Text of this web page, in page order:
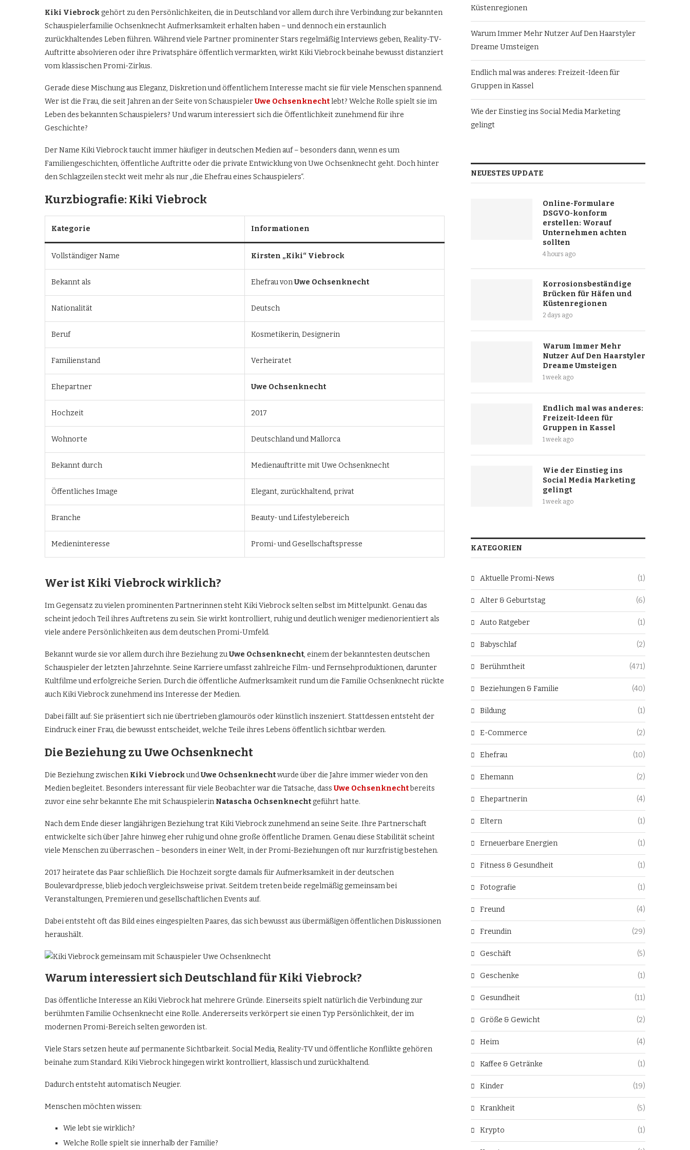
Kiki Viebrockgehört zu den Persönlichkeiten, die in Deutschland vor allem durch ihre Verbindung zur bekannten
Schauspielerfamilie Ochsenknecht Aufmerksamkeit erhalten haben – und dennoch ein erstaunlich
zurückhaltendes Leben führen. Während viele Partner prominenter Stars regelmäßig Interviews geben, Reality-TV-
Auftritte absolvieren oder ihre Privatsphäre öffentlich vermarkten, wirkt Kiki Viebrock beinahe bewusst distanziert
vom klassischen Promi-Zirkus.
Gerade diese Mischung aus Eleganz, Diskretion und öffentlichem Interesse macht sie für viele Menschen spannend.
Wer ist die Frau, die seit Jahren an der Seite von SchauspielerUwe Ochsenknechtlebt? Welche Rolle spielt sie im
Leben des bekannten Schauspielers? Und warum interessiert sich die Öffentlichkeit zunehmend für ihre
Geschichte?
Der Name Kiki Viebrock taucht immer häufiger in deutschen Medien auf – besonders dann, wenn es um
Familiengeschichten, öffentliche Auftritte oder die private Entwicklung von Uwe Ochsenknecht geht. Doch hinter
den Schlagzeilen steckt weit mehr als nur „die Ehefrau eines Schauspielers“.
Kurzbiografie: Kiki Viebrock
Kategorie Informationen
Vollständiger Name Kirsten „Kiki“ Viebrock
Bekannt als Ehefrau vonUwe Ochsenknecht
Nationalität Deutsch
Beruf Kosmetikerin, Designerin
Familienstand Verheiratet
Ehepartner Uwe Ochsenknecht
Hochzeit 2017
Wohnorte Deutschland und Mallorca
Bekannt durch Medienauftritte mit Uwe Ochsenknecht
Öffentliches Image Elegant, zurückhaltend, privat
Branche Beauty- und Lifestylebereich
Medieninteresse Promi- und Gesellschaftspresse
Wer ist Kiki Viebrock wirklich?
Im Gegensatz zu vielen prominenten Partnerinnen steht Kiki Viebrock selten selbst im Mittelpunkt. Genau das
scheint jedoch Teil ihres Auftretens zu sein. Sie wirkt kontrolliert, ruhig und deutlich weniger medienorientiert als
viele andere Persönlichkeiten aus dem deutschen Promi-Umfeld.
Bekannt wurde sie vor allem durch ihre Beziehung zuUwe Ochsenknecht, einem der bekanntesten deutschen
Schauspieler der letzten Jahrzehnte. Seine Karriere umfasst zahlreiche Film- und Fernsehproduktionen, darunter
Kultfilme und erfolgreiche Serien. Durch die öffentliche Aufmerksamkeit rund um die Familie Ochsenknecht rückte
auch Kiki Viebrock zunehmend ins Interesse der Medien.
Dabei fällt auf: Sie präsentiert sich nie übertrieben glamourös oder künstlich inszeniert. Stattdessen entsteht der
Eindruck einer Frau, die bewusst entscheidet, welche Teile ihres Lebens öffentlich sichtbar werden.
Die Beziehung zu Uwe Ochsenknecht
Die Beziehung zwischen Kiki ViebrockundUwe Ochsenknechtwurde über die Jahre immer wieder von den
Medien begleitet. Besonders interessant für viele Beobachter war die Tatsache, dass Uwe Ochsenknechtbereits
zuvor eine sehr bekannte Ehe mit Schauspielerin Natascha Ochsenknechtgeführt hatte.
Nach dem Ende dieser langjährigen Beziehung trat Kiki Viebrock zunehmend an seine Seite. Ihre Partnerschaft
entwickelte sich über Jahre hinweg eher ruhig und ohne große öffentliche Dramen. Genau diese Stabilität scheint
viele Menschen zu überraschen – besonders in einer Welt, in der Promi-Beziehungen oft nur kurzfristig bestehen.
2017 heiratete das Paar schließlich. Die Hochzeit sorgte damals für Aufmerksamkeit in der deutschen
Boulevardpresse, blieb jedoch vergleichsweise privat. Seitdem treten beide regelmäßig gemeinsam bei
Veranstaltungen, Premieren und gesellschaftlichen Events auf.
Dabei entsteht oft das Bild eines eingespielten Paares, das sich bewusst aus übermäßigen öffentlichen Diskussionen
heraushält.
Warum interessiert sich Deutschland für Kiki Viebrock?
Das öffentliche Interesse an Kiki Viebrock hat mehrere Gründe. Einerseits spielt natürlich die Verbindung zur
berühmten Familie Ochsenknecht eine Rolle. Andererseits verkörpert sie einen Typ Persönlichkeit, der im
modernen Promi-Bereich selten geworden ist.
Viele Stars setzen heute auf permanente Sichtbarkeit. Social Media, Reality-TV und öffentliche Konflikte gehören
beinahe zum Standard. Kiki Viebrock hingegen wirkt kontrolliert, klassisch und zurückhaltend.
Dadurch entsteht automatisch Neugier.
Menschen möchten wissen:
Wie lebt sie wirklich?
Welche Rolle spielt sie innerhalb der Familie?
Küstenregionen
Warum Immer Mehr Nutzer Auf Den Haarstyler
Dreame Umsteigen
Endlich mal was anderes: Freizeit-Ideen für
Gruppen in Kassel
Wie der Einstieg ins Social Media Marketing
gelingt
NEUESTES UPDATE
Online-Formulare
DSGVO-konform
erstellen: Worauf
Unternehmen achten
sollten
4 hours ago
Korrosionsbeständige
Brücken für Häfen und
Küstenregionen
2 days ago
Warum Immer Mehr
Nutzer Auf Den Haarstyler
Dreame Umsteigen
1 week ago
Endlich mal was anderes:
Freizeit-Ideen für
Gruppen in Kassel
1 week ago
Wie der Einstieg ins
Social Media Marketing
gelingt
1 week ago
KATEGORIEN
Aktuelle Promi-News (1)
Alter & Geburtstag (6)
Auto Ratgeber (1)
Babyschlaf (2)
Berühmtheit (471)
Beziehungen & Familie (40)
Bildung (1)
E-Commerce (2)
Ehefrau (10)
Ehemann (2)
Ehepartnerin (4)
Eltern (1)
Erneuerbare Energien (1)
Fitness & Gesundheit (1)
Fotografie (1)
Freund (4)
Freundin (29)
Geschäft (5)
Geschenke (1)
Gesundheit (11)
Größe & Gewicht (2)
Heim (4)
Kaffee & Getränke (1)
Kinder (19)
Krankheit (5)
Krypto (1)